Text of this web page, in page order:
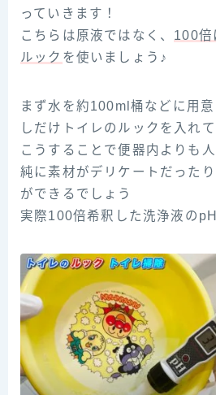
っていきます！
こちらは原液ではなく、 100倍
ルック を使いましょう♪
まず水を約100ml桶などに用
しだけトイレのルックを入れ
こうすることで便器内よりも
純に素材がデリケートだった
ができるでしょう
実際100倍希釈した洗浄液の